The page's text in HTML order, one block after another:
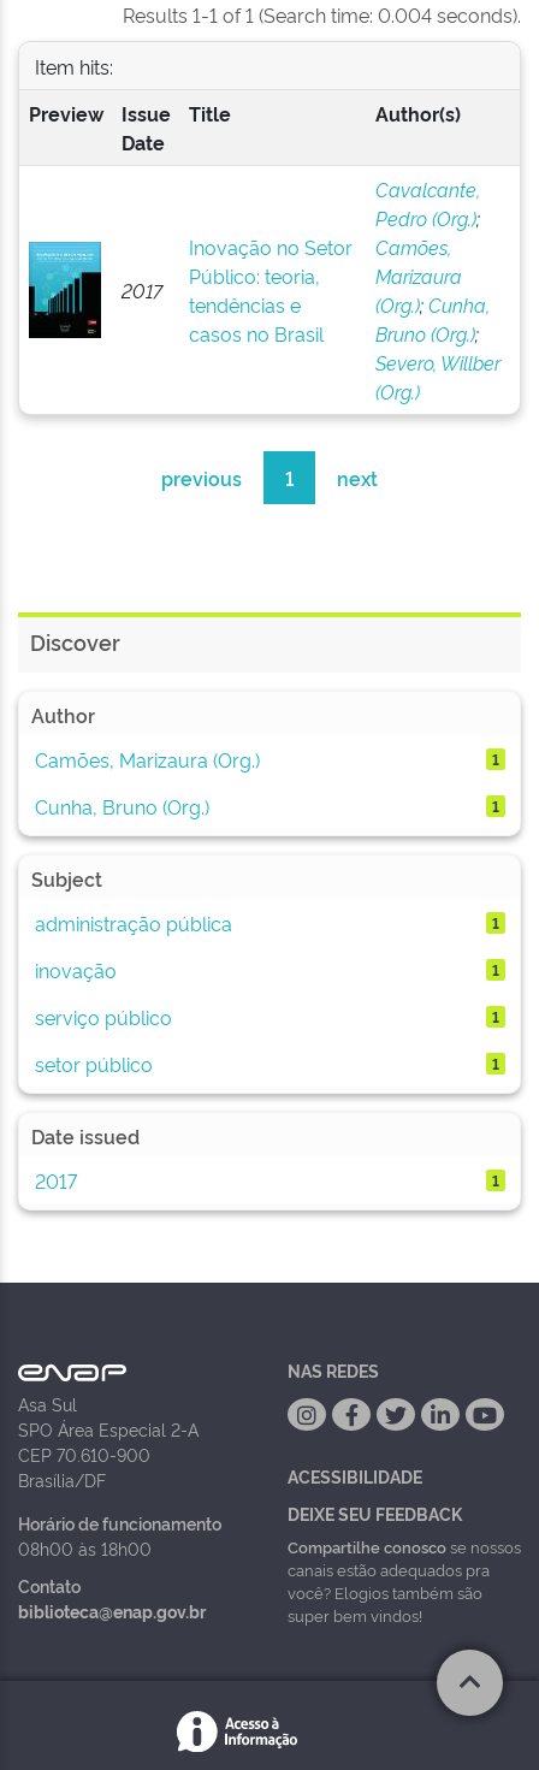
Results 1-1 of 1 (Search time: 0.004 seconds).
Item hits:
Preview
Issue
Date
Title Author(s)
2017
Inovação no Setor
Público: teoria,
tendências e
casos no Brasil
Cavalcante,
Pedro (Org.);
Camões,
Marizaura
(Org.);Cunha,
Bruno (Org.);
Severo, Willber
(Org.)
previous 1 next
Discover
Author
Camões, Marizaura (Org.)
1
Cunha, Bruno (Org.) 1
Subject
administração pública
1
inovação 1
serviço público 1
setor público 1
Date issued
2017
1
Asa Sul
SPO Área Especial 2-A
CEP 70.610-900
Brasília/DF
Horário de funcionamento
08h00 às 18h00
Contato
biblioteca@enap.gov.br
NAS REDES
ACESSIBILIDADE
DEIXE SEU FEEDBACK
Compartilhe conoscose nossos
canais estão adequados pra
você? Elogios também são
super bem vindos!